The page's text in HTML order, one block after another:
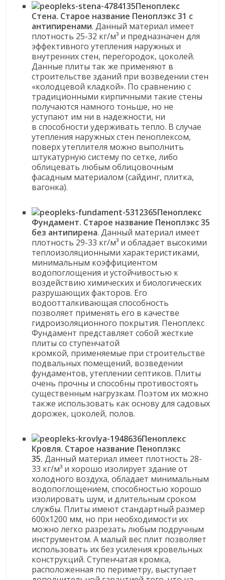
Пеноплекс
Стена. Старое название Пеноплэкс 31 с
антипиренами. Данный материал имеет
плотность 25-32 кг/м³ и предназначен для
эффективного утепления наружных и
внутренних стен, перегородок, цоколей.
Данные плиты так же применяют в
строительстве зданий при возведении стен
«колодцевой кладкой». По сравнению с
традиционными кирпичными такие стены
получаются намного тоньше, но не
уступают им ни в надежности, ни
в способности удерживать тепло. В случае
утепления наружных стен пеноплексом,
поверх утеплителя можно выполнить
штукатурную систему по сетке, либо
облицевать любым облицовочным
фасадным материалом (сайдинг, плитка,
вагонка).
Пеноплекс
Фундамент. Старое название Пеноплэкс 35
без антипирена. Данный материал имеет
плотность 29-33 кг/м³ и обладает высокими
теплоизоляционными характеристиками,
минимальным коэффициентом
водопоглощения и устойчивостью к
воздействию химических и биологических
разрушающих факторов. Его
водоотталкивающая способность
позволяет применять его в качестве
гидроизоляционного покрытия. Пеноплекс
Фундамент представляет собой жесткие
плиты со ступенчатой
кромкой, применяемые при строительстве
подвальных помещений, возведении
фундаментов, утеплении септиков. Плиты
очень прочны и способны противостоять
существенным нагрузкам. Поэтом их можно
также использовать как основу для садовых
дорожек, цоколей, полов.
Пеноплекс
Кровля. Старое название Пеноплэкс
35.Данный материал имеет плотность 28-
33 кг/м³ и хорошо изолирует здание от
холодного воздуха, обладает минимальным
водопоглощением, способностью хорошо
изолировать шум, и длительным сроком
службы. Плиты имеют стандартный размер
600х1200 мм, но при необходимости их
можно легко разрезать любым подручным
инструментом. А малый вес плит позволяет
использовать их без усиления кровельных
конструкций. Ступенчатая кромка,
расположенная по периметру, выступает